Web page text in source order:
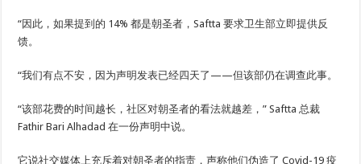
“因此，如果提到的 14% 都是朝圣者，Saftta 要求卫生部立即提供反
馈。
“我们有点不安，因为声明发表已经四天了——但该部仍在调查此事。
“该部花费的时间越长，社区对朝圣者的看法就越差，” Saftta 总裁
Fathir Bari Alhadad 在一份声明中说。
它说社交媒体上充斥着对朝圣者的指责，声称他们伪造了 Covid-19 疫